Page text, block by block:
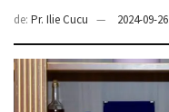
de: Pr. Ilie Cucu 2024-09-26